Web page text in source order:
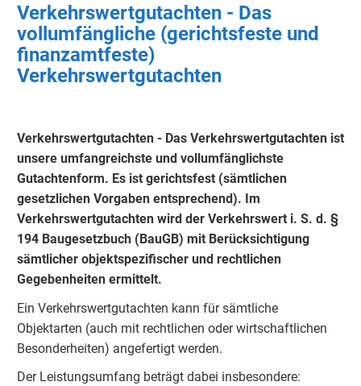
Verkehrswertgutachten - Das
vollumfängliche (gerichtsfeste und
finanzamtfeste)
Verkehrswertgutachten
Verkehrswertgutachten - Das Verkehrswertgutachten ist
unsere umfangreichste und vollumfänglichste
Gutachtenform. Es ist gerichtsfest (sämtlichen
gesetzlichen Vorgaben entsprechend). Im
Verkehrswertgutachten wird der Verkehrswert i. S. d. §
194 Baugesetzbuch (BauGB) mit Berücksichtigung
sämtlicher objektspezifischer und rechtlichen
Gegebenheiten ermittelt.
Ein Verkehrswertgutachten kann für sämtliche
Objektarten (auch mit rechtlichen oder wirtschaftlichen
Besonderheiten) angefertigt werden.
Der Leistungsumfang beträgt dabei insbesondere: